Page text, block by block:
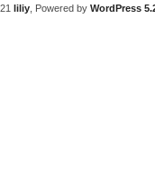
liliy , Powered by WordPress